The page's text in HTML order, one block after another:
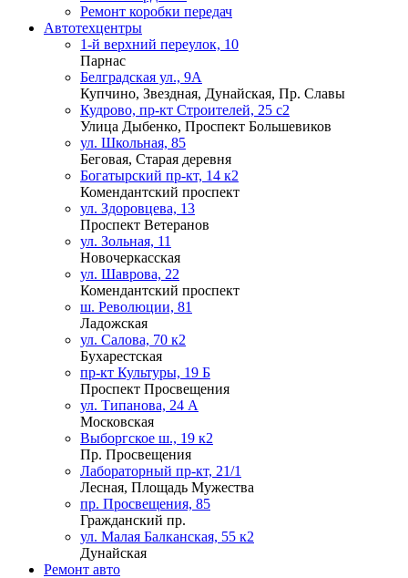
Ремонт коробки передач
Автотехцентры
1-й верхний переулок, 10
Парнас
Белградская ул., 9А
Купчино, Звездная, Дунайская, Пр. Славы
Кудрово, пр-кт Строителей, 25 с2
Улица Дыбенко, Проспект Большевиков
ул. Школьная, 85
Беговая, Старая деревня
Богатырский пр-кт, 14 к2
Комендантский проспект
ул. Здоровцева, 13
Проспект Ветеранов
ул. Зольная, 11
Новочеркасская
ул. Шаврова, 22
Комендантский проспект
ш. Революции, 81
Ладожская
ул. Салова, 70 к2
Бухарестская
пр-кт Культуры, 19 Б
Проспект Просвещения
ул. Типанова, 24 А
Московская
Выборгское ш., 19 к2
Пр. Просвещения
Лабораторный пр-кт, 21/1
Лесная, Площадь Мужества
пр. Просвещения, 85
Гражданский пр.
ул. Малая Балканская, 55 к2
Дунайская
Ремонт авто